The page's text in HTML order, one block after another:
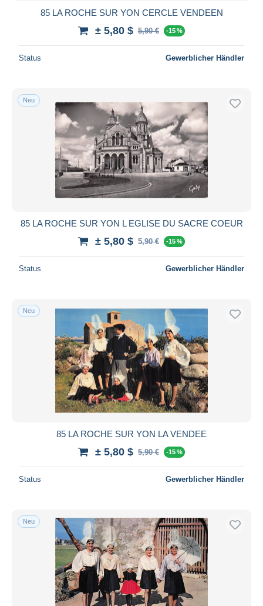
85 LA ROCHE SUR YON CERCLE VENDEEN
± 5,80 $ 5,90 € -15 %
Status Gewerblicher Händler
Neu
85 LA ROCHE SUR YON L EGLISE DU SACRE COEUR
± 5,80 $ 5,90 € -15 %
Status Gewerblicher Händler
Neu
85 LA ROCHE SUR YON LA VENDEE
± 5,80 $ 5,90 € -15 %
Status Gewerblicher Händler
Neu